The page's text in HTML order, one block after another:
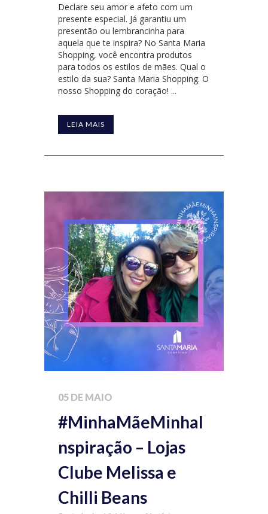
Declare seu amor e afeto com um
presente especial. Já garantiu um
presentão ou lembrancinha para
aquela que te inspira? No Santa Maria
Shopping, você encontra produtos
para todos os estilos de mães. Qual o
estilo da sua? Santa Maria Shopping. O
nosso Shopping do coração! ...
LEIA MAIS
05 DE MAIO
#MinhaMãeMinhaI
nspiração – Lojas
Clube Melissa e
Chilli Beans